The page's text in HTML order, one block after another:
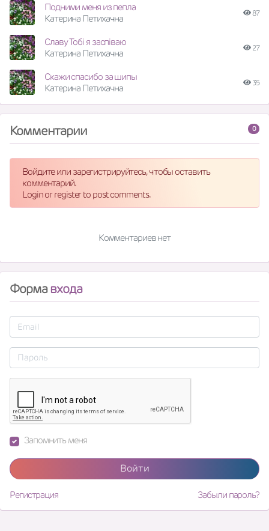
Подними меня из пепла
Катерина Петихачна
87
Славу Тобі я заспіваю
Катерина Петихачна
27
Скажи спасибо за шипы
Катерина Петихачна
35
0
Комментарии
Войдите или зарегистрируйтесь, чтобы оставить
комментарий.
Login or register to post comments.
Комментариев нет
Формавхода
Запомнить меня
Войти
Регистрация Забыли пароль?